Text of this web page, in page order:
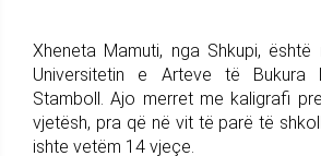
Xheneta Mamuti, nga Shkupi,
Universitetin e Arteve të Bukura
Stamboll. Ajo merret me kaligrafi
vjetësh, pra që në vit të parë të
ishte vetëm 14 vjeçe.